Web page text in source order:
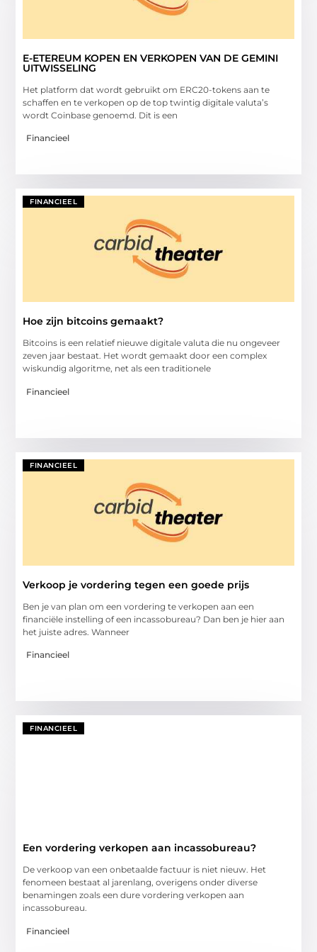
E-ETEREUM KOPEN EN VERKOPEN VAN DE GEMINI
UITWISSELING
Het platform dat wordt gebruikt om ERC20-tokens aan te
schaffen en te verkopen op de top twintig digitale valuta’s
wordt Coinbase genoemd. Dit is een
Financieel
FINANCIEEL
Hoe zijn bitcoins gemaakt?
Bitcoins is een relatief nieuwe digitale valuta die nu ongeveer
zeven jaar bestaat. Het wordt gemaakt door een complex
wiskundig algoritme, net als een traditionele
Financieel
FINANCIEEL
Verkoop je vordering tegen een goede prijs
Ben je van plan om een vordering te verkopen aan een
financiële instelling of een incassobureau? Dan ben je hier aan
het juiste adres. Wanneer
Financieel
FINANCIEEL
Een vordering verkopen aan incassobureau?
De verkoop van een onbetaalde factuur is niet nieuw. Het
fenomeen bestaat al jarenlang, overigens onder diverse
benamingen zoals een dure vordering verkopen aan
incassobureau.
Financieel